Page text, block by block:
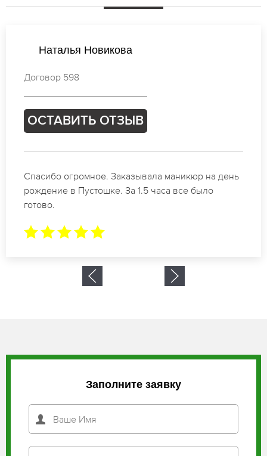
Ирина Соколова
Договор 697
ОСТАВИТЬ ОТЗЫВ
Идеальные специалисты своего дела по
маникюру в Пустошке. Замечательный результат.
Буду обращаться еще.
Заполните заявку